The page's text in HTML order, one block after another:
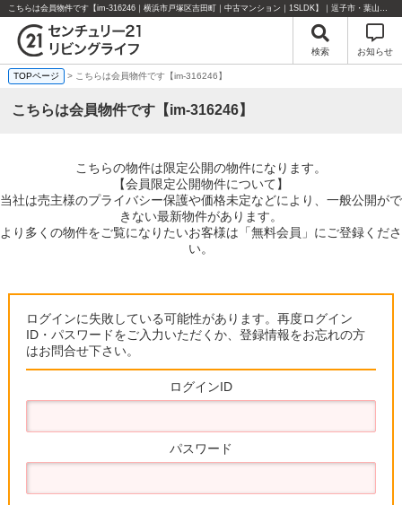
こちらは会員物件です【im-316246｜横浜市戸塚区吉田町｜中古マンション｜1SLDK】｜逗子市・葉山町・湘南エリアの不動産のことならセンチュリー21リビングライフにお任せください！
検索 お知らせ
TOPページ > こちらは会員物件です【im-316246】
こちらは会員物件です【im-316246】
こちらの物件は限定公開の物件になります。
【会員限定公開物件について】
当社は売主様のプライバシー保護や価格未定などにより、一般公開がで
きない最新物件があります。
より多くの物件をご覧になりたいお客様は「無料会員」にご登録くださ
い。
ログインに失敗している可能性があります。再度ログイン
ID・パスワードをご入力いただくか、登録情報をお忘れの方
はお問合せ下さい。
ログインID
パスワード